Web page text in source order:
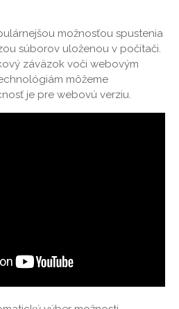
možnosťou spustenia
súborov uloženou v počítači.
záväzok voči webovým
môžeme
je pre webovú verziu.